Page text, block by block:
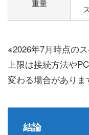
重量
※2026年7月時点の
上限は接続方法や
変わる場合がありま
結論